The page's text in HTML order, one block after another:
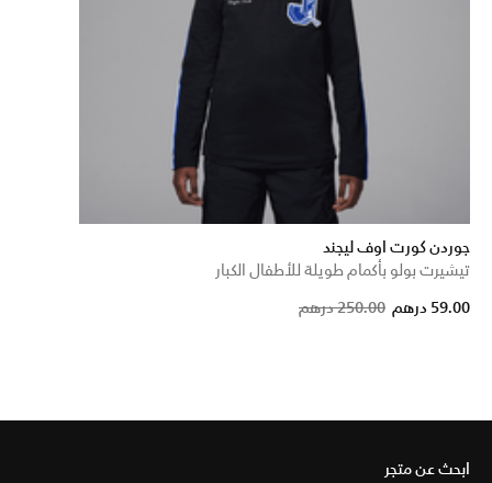
جوردن كورت اوف ليجند
تيشيرت بولو بأكمام طويلة للأطفال الكبار
Price reduced250.00 درهم to 59.00 درهم
ابحث عن متجر